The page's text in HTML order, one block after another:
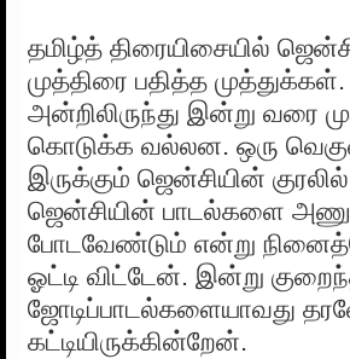
தமிழ்த் திரையிசையில்
முத்திரை பதித்த
அன்றிலிருந்து இன்று வரை
கொடுக்க வல்லன. ஒரு
இருக்கும் ஜென்சியின்
ஜென்சியின் பாடல்களை அணு
போடவேண்டும் என்று
ஓட்டி விட்டேன். இன்று
ஜோடிப்பாடல்களையாவது
கட்டியிருக்கின்றேன்.